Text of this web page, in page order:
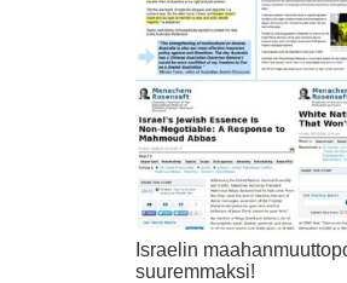
Israelin
suuremmaksi!